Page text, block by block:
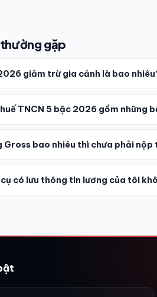
gặp
giảm trừ gia cảnh là bao
TNCN 5 bậc 2026 gồm những
Gross bao nhiêu thì chưa phải nộp
có lưu thông tin lương của tôi